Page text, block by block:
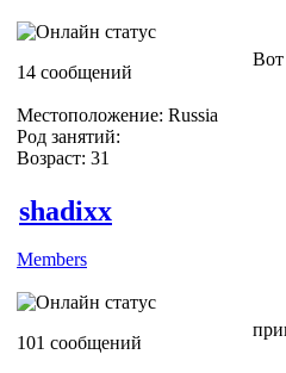
14 сообщений
Местоположение: Russia
Род занятий:
Возраст: 31
shadixx
Members
101 сообщений